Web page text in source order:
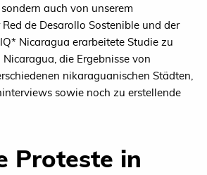
auch von unserem
de Desarollo Sostenible und der
Nicaragua erarbeitete Studie zu
die Ergebnisse von
nikaraguanischen Städten,
sowie noch zu erstellende
Proteste in